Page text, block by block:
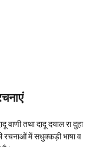
तथा दादू दयाल रा दुहा
रचनाओं में सधुक्कड़ी भाषा व